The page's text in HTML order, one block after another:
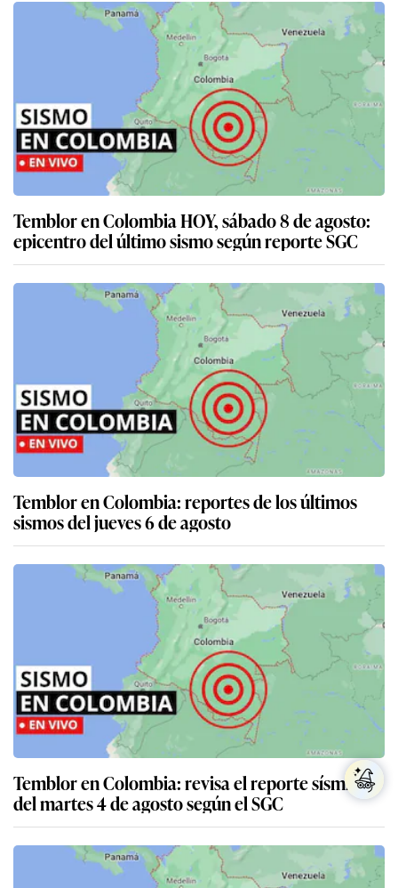
Temblor en Colombia HOY, sábado 8 de agosto:
epicentro del último sismo según reporte SGC
Temblor en Colombia: reportes de los últimos
sismos del jueves 6 de agosto
Temblor en Colombia: revisa el reporte sísmico
del martes 4 de agosto según el SGC